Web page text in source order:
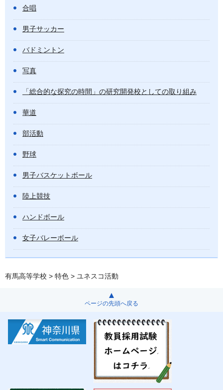
合唱
男子サッカー
バドミントン
写真
「総合的な探究の時間」の研究開発校としての取り組み
華道
部活動
野球
男子バスケットボール
陸上競技
ハンドボール
女子バレーボール
有馬高等学校 > 特色 > ユネスコ活動
ページの先頭へ戻る